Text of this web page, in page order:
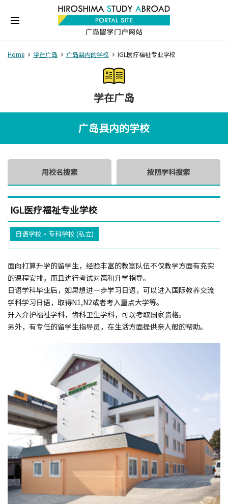
Home 学在广岛 广岛县内的学校 IGL医疗福祉专业学校
学在广岛
广岛县内的学校
用校名搜索 按照学科搜索
IGL医疗福祉专业学校
日语学校・专科学校 (私立)
面向打算升学的留学生，经验丰富的教室队伍不仅教学方面有充实
的课程安排，而且进行考试对策和升学指导。
日语学科毕业后，如果想进一步学习日语，可以进入国际教养交流
学科学习日语，取得N1,N2或者考入重点大学等。
升入介护福祉学科，齿科卫生学科，可以考取国家资格。
另外，有专任的留学生指导员，在生活方面提供亲人般的帮助。